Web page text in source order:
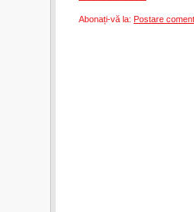
Abonați-vă la: Postare